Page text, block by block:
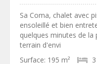
Sa Coma, chalet avec
ensoleillé et bien
quelques minutes de la
terrain d'envi
Surface: 195 m² 3